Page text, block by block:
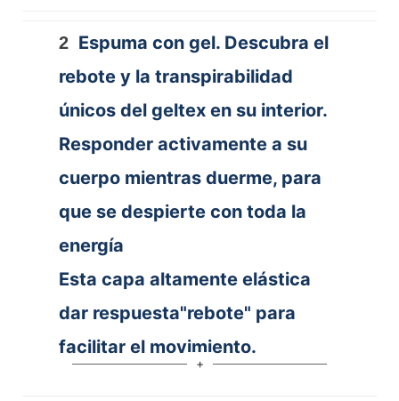
2 Espuma con gel. Descubra el
rebote y la transpirabilidad
únicos del geltex en su interior.
Responder activamente a su
cuerpo mientras duerme, para
que se despierte con toda la
energía
Esta capa altamente elástica
dar respuesta"rebote" para
facilitar el movimiento.